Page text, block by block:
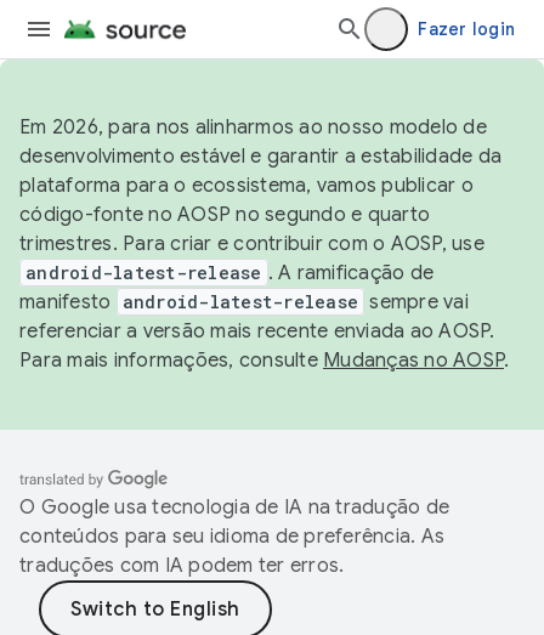
Fazer login
Em 2026, para nos alinharmos ao nosso modelo de
desenvolvimento estável e garantir a estabilidade da
plataforma para o ecossistema, vamos publicar o
código-fonte no AOSP no segundo e quarto
trimestres. Para criar e contribuir com o AOSP, use
android-latest-release . A ramificação de
manifesto
android-latest-release sempre vai
referenciar a versão mais recente enviada ao AOSP.
Para mais informações, consulte Mudanças no AOSP.
O Google usa tecnologia de IA na tradução de
conteúdos para seu idioma de preferência. As
traduções com IA podem ter erros.